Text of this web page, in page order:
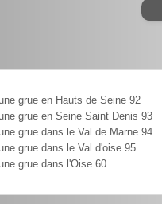
grue en Hauts de Seine 92
grue en Seine Saint Denis 93
grue dans le Val de Marne 94
grue dans le Val d'oise 95
grue dans l'Oise 60